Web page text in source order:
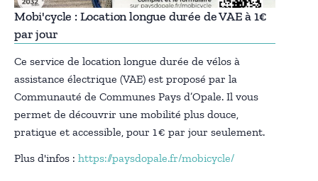
Mobi'cycle : Location longue durée de VAE à 1€
par jour
Ce service de location longue durée de vélos à
assistance électrique (VAE) est proposé par la
Communauté de Communes Pays d’Opale. Il vous
permet de découvrir une mobilité plus douce,
pratique et accessible, pour 1 € par jour seulement.
Plus d'infos : https://paysdopale.fr/mobicycle/